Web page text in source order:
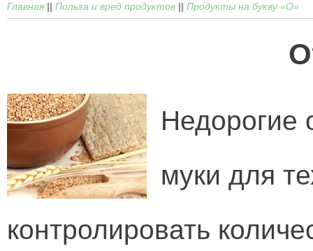
Главная || Польза и вред продуктов || Продукты на букву «О»
Недорогие
муки для
контролировать